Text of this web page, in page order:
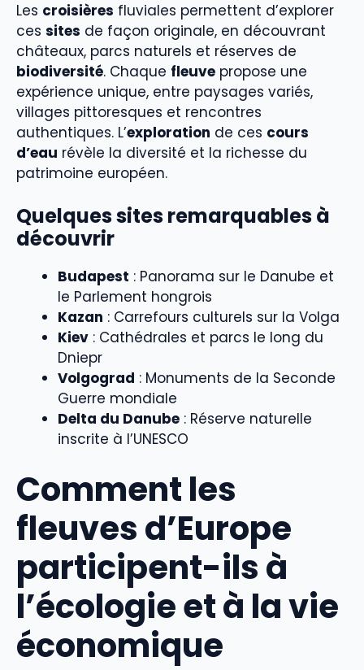
Les croisières fluviales permettent d’explorer
ces sites de façon originale, en découvrant
châteaux, parcs naturels et réserves de
biodiversité. Chaque fleuve propose une
expérience unique, entre paysages variés,
villages pittoresques et rencontres
authentiques. L’exploration de ces cours
d’eau révèle la diversité et la richesse du
patrimoine européen.
Quelques sites remarquables à
découvrir
Budapest : Panorama sur le Danube et
le Parlement hongrois
Kazan : Carrefours culturels sur la Volga
Kiev : Cathédrales et parcs le long du
Dniepr
Volgograd : Monuments de la Seconde
Guerre mondiale
Delta du Danube : Réserve naturelle
inscrite à l’UNESCO
Comment les
fleuves d’Europe
participent-ils à
l’écologie et à la vie
économique